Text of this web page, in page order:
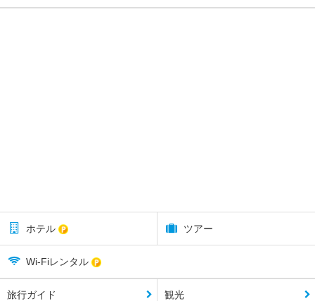
ホテル ツアー
Wi-Fiレンタル
旅行ガイド 観光